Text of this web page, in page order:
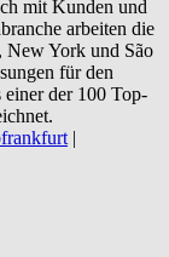
mit Kunden und
arbeiten die
New York und São
für den
der 100 Top-
|